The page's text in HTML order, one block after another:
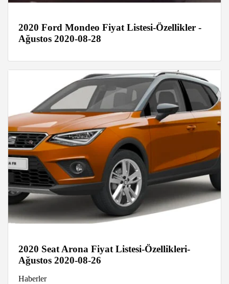
2020 Ford Mondeo Fiyat Listesi-Özellikler -
Ağustos 2020-08-28
2020 Seat Arona Fiyat Listesi-Özellikleri-
Ağustos 2020-08-26
Haberler